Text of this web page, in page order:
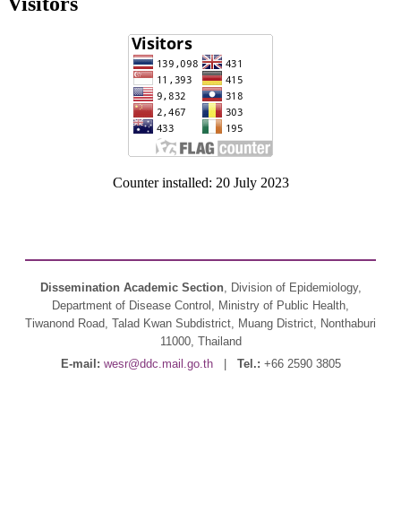
Counter installed: 20 July 2023
Dissemination Academic Section, Division of Epidemiology,
Department of Disease Control, Ministry of Public Health,
Tiwanond Road, Talad Kwan Subdistrict, Muang District, Nonthaburi
11000, Thailand
E-mail: wesr@ddc.mail.go.th| Tel.: +66 2590 3805